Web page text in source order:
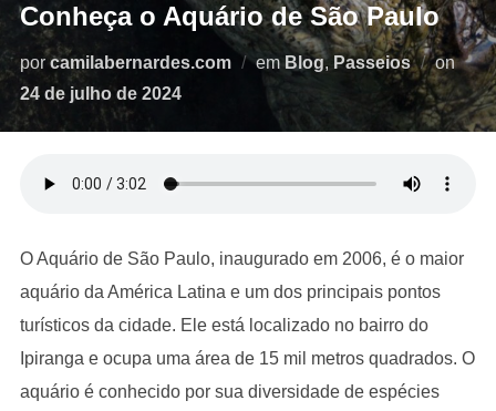
Conheça o Aquário de São Paulo
porcamilabernardes.com emBlog, Passeios on
em
24 de julho de 2024
O Aquário de São Paulo, inaugurado em 2006, é o maior
aquário da América Latina e um dos principais pontos
turísticos da cidade. Ele está localizado no bairro do
Ipiranga e ocupa uma área de 15 mil metros quadrados. O
aquário é conhecido por sua diversidade de espécies